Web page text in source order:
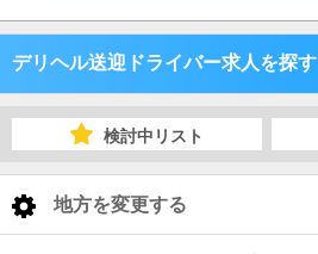
デリヘル送迎ドライバー求人を探す
福岡県
検討中リスト
地方を変更する